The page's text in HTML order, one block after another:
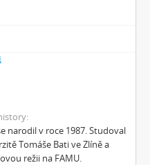
Africe
průvodci: Zápisky z cestovního deníku temného turisty
Pravidla styku s místními e-dívkami
I.: Dívka s bičem
sen trvá 45 minut
narodil v roce 1987. Studoval
Tomáše Bati ve Zlíně a
režii na FAMU.